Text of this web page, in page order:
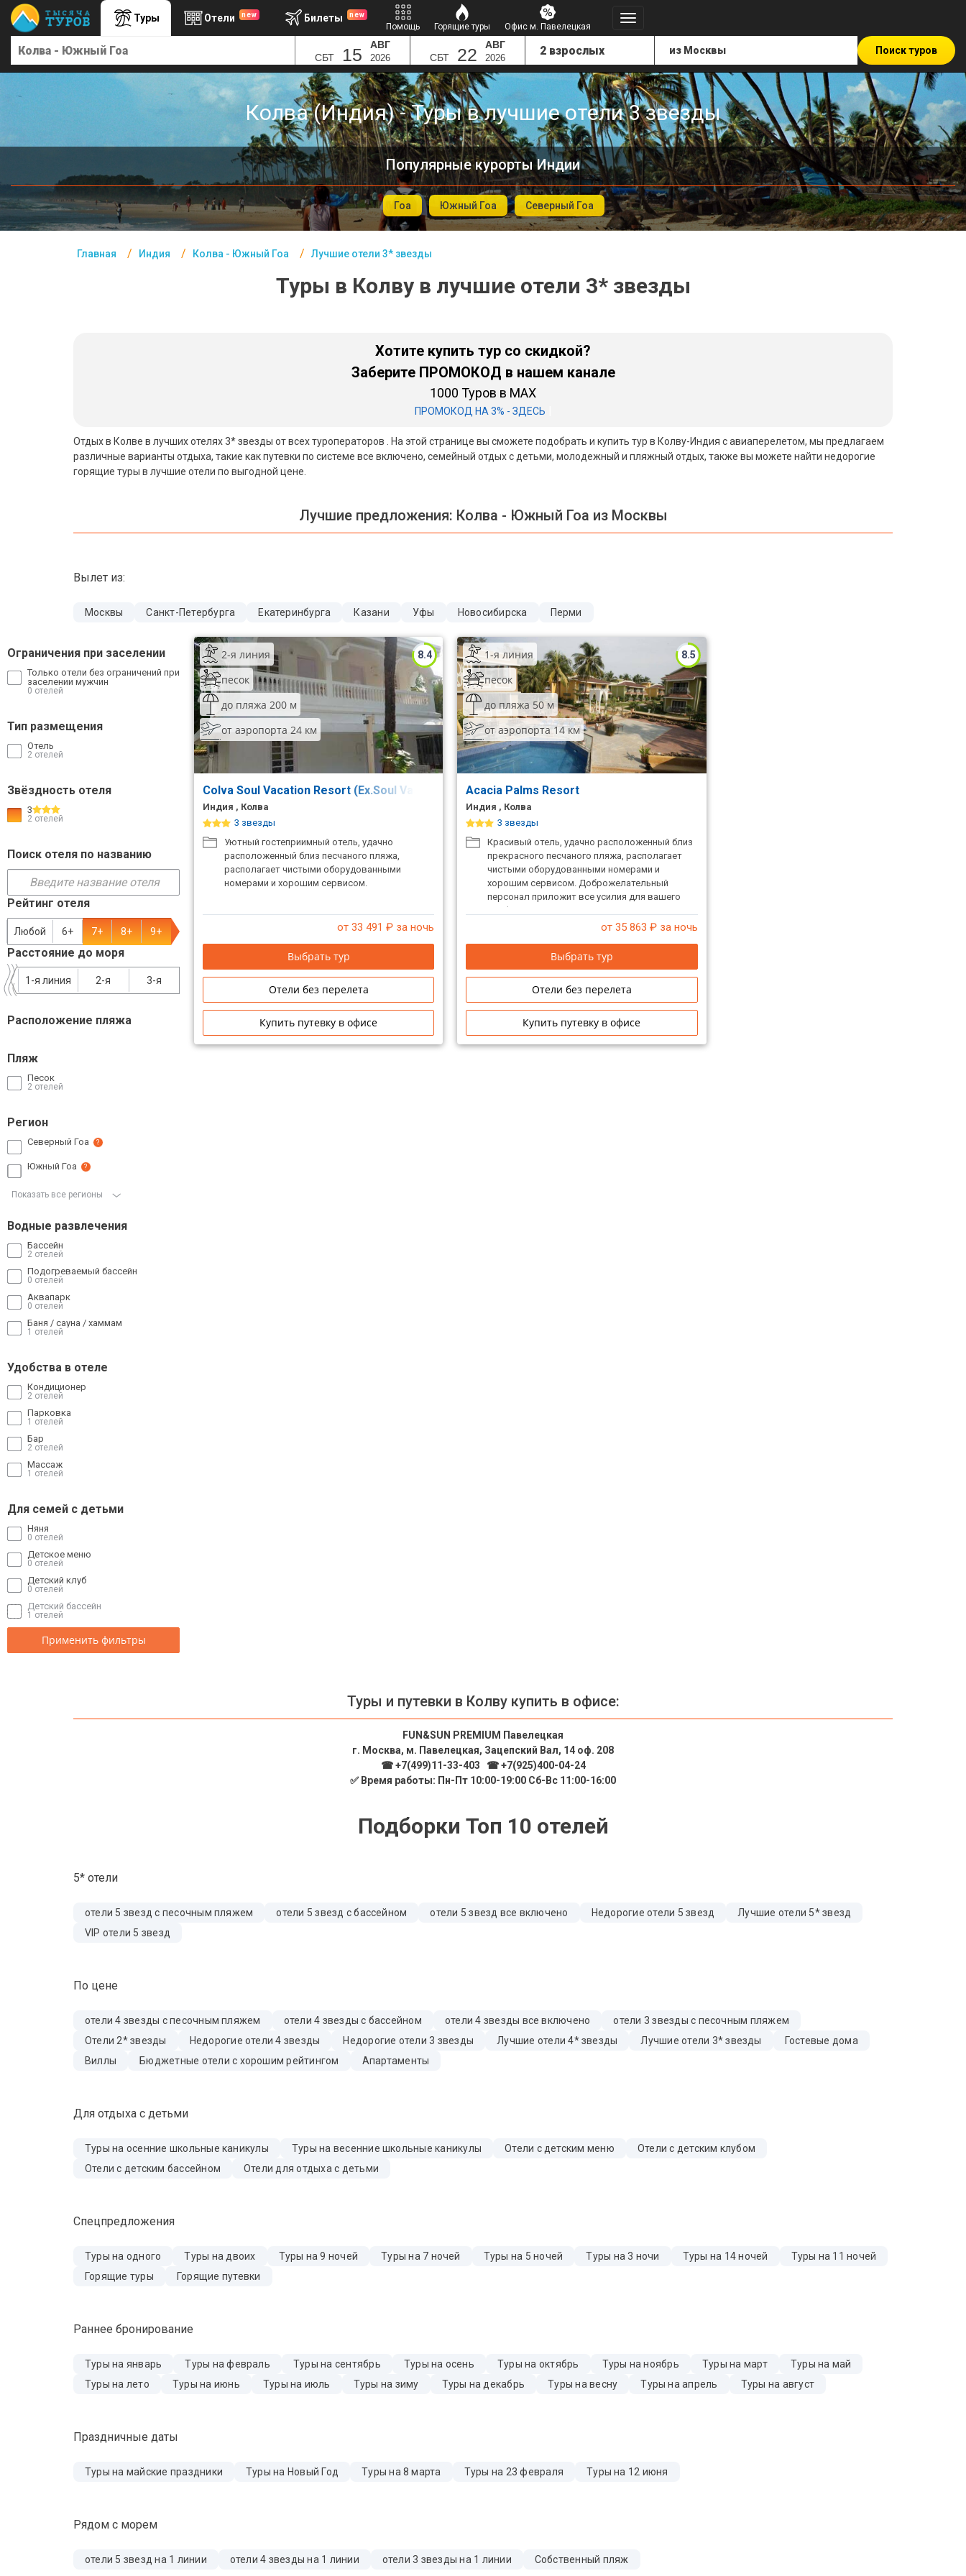
Туры Отели new Билеты new
Помощь Горящие туры Офис м. Павелецкая
СБТ 15 АВГ
2026 СБТ 22 АВГ
2026
Поиск туров
Колва (Индия) - Туры в лучшие отели 3 звезды
Популярные курорты Индии
Гоа Южный Гоа Северный Гоа
Главная Индия Колва - Южный Гоа Лучшие отели 3* звезды
Туры в Колву в лучшие отели 3* звезды
Хотите купить тур со скидкой?
Заберите ПРОМОКОД в нашем канале
1000 Туров в MAX
ПРОМОКОД НА 3% - ЗДЕСЬ
Отдых в Колве в лучших отелях 3* звезды от всех туроператоров . На этой странице вы сможете подобрать и купить тур в Колву-Индия с авиаперелетом, мы предлагаем
различные варианты отдыха, такие как путевки по системе все включено, семейный отдых с детьми, молодежный и пляжный отдых, также вы можете найти недорогие
горящие туры в лучшие отели по выгодной цене.
Лучшие предложения: Колва - Южный Гоа из Москвы
Вылет из:
Москвы Санкт-Петербурга Екатеринбурга Казани Уфы Новосибирска Перми
Ограничения при заселении
Только отели без ограничений при
заселении мужчин
0 отелей
Тип размещения
Отель
2 отелей
Звёздность отеля
3
2 отелей
Поиск отеля по названию
Рейтинг отеля
Любой 6+ 7+ 8+ 9+
Расстояние до моря
3-я
2-я
1-я линия
Расположение пляжа
Пляж
Песок
2 отелей
Регион
Северный Гоа ?
Южный Гоа ?
Показать все регионы
Водные развлечения
Бассейн
2 отелей
Подогреваемый бассейн
0 отелей
Аквапарк
0 отелей
Баня / сауна / хаммам
1 отелей
Удобства в отеле
Кондиционер
2 отелей
Парковка
1 отелей
Бар
2 отелей
Массаж
1 отелей
Для семей с детьми
Няня
0 отелей
Детское меню
0 отелей
Детский клуб
0 отелей
Детский бассейн
1 отелей
Применить фильтры
8.4
2-я линия
песок
до пляжа 200 м
от аэропорта 24 км
Colva Soul Vacation Resort (Ex.Soul Vacation Resort & Spa)
Индия , Колва
3 звезды
Уютный гостеприимный отель, удачно
расположенный близ песчаного пляжа,
располагает чистыми оборудованными
номерами и хорошим сервисом.
от 33 491 ₽ за ночь
Выбрать тур
Отели без перелета
Купить путевку в офисе
8.5
1-я линия
песок
до пляжа 50 м
от аэропорта 14 км
Acacia Palms Resort
Индия , Колва
3 звезды
Красивый отель, удачно расположенный близ
прекрасного песчаного пляжа, располагает
чистыми оборудованными номерами и
хорошим сервисом. Доброжелательный
персонал приложит все усилия для вашего
комфортного отдыха.
от 35 863 ₽ за ночь
Выбрать тур
Отели без перелета
Купить путевку в офисе
Туры и путевки в Колву купить в офисе:
FUN&SUN PREMIUM Павелецкая
г. Москва, м. Павелецкая, Зацепский Вал, 14 оф. 208
☎ +7(499)11-33-403
☎ +7(925)400-04-24
✅ Время работы: Пн-Пт 10:00-19:00 Сб-Вс 11:00-16:00
Подборки Топ 10 отелей
5* отели
отели 5 звезд с песочным пляжем отели 5 звезд с бассейном отели 5 звезд все включено Недорогие отели 5 звезд
Лучшие отели 5* звезд
VIP отели 5 звезд
По цене
отели 4 звезды с песочным пляжем отели 4 звезды с бассейном отели 4 звезды все включено
отели 3 звезды с песочным пляжем
Отели 2* звезды
Недорогие отели 4 звезды Недорогие отели 3 звезды Лучшие отели 4* звезды Лучшие отели 3* звезды
Гостевые дома
Виллы
Бюджетные отели с хорошим рейтингом Апартаменты
Для отдыха с детьми
Туры на осенние школьные каникулы Туры на весенние школьные каникулы Отели с детским меню
Отели с детским клубом
Отели с детским бассейном
Отели для отдыха с детьми
Спецпредложения
Туры на одного Туры на двоих Туры на 9 ночей Туры на 7 ночей Туры на 5 ночей Туры на 3 ночи Туры на 14 ночей
Туры на 11 ночей
Горящие туры
Горящие путевки
Раннее бронирование
Туры на январь Туры на февраль Туры на сентябрь Туры на осень Туры на октябрь Туры на ноябрь Туры на март
Туры на май
Туры на лето
Туры на июнь Туры на июль Туры на зиму Туры на декабрь Туры на весну Туры на апрель Туры на август
Праздничные даты
Туры на майские праздники Туры на Новый Год Туры на 8 марта Туры на 23 февраля Туры на 12 июня
Рядом с морем
отели 5 звезд на 1 линии отели 4 звезды на 1 линии отели 3 звезды на 1 линии Собственный пляж
Главная
Помощь
Подборки отелей
Таиланд
ОАЭ
Северный Гоа
Южный Гоа
Кав Мин Воды
Экскурсионные туры
5*
Лучшие отели 4* звезды
звезды
Лучшие отели 3* звезды
Недорогие отели 3*
Сетевые отели Турции
Сетевые отели Египта
Сетевые отели ОАЭ
Сетевые отели Таиланда
Сетевые отели Шри Ланки
Сетевые отели Бали
Сетевые отели Сейшел
Сетевые отели Маврикия